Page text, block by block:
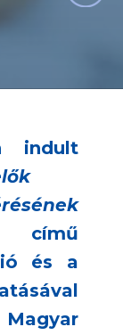
indult
és a